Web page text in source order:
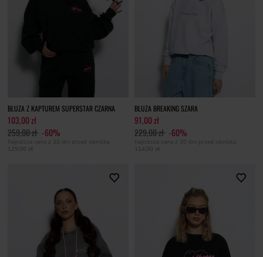
BLUZA Z KAPTUREM SUPERSTAR CZARNA
103,00 zł
259,00 zł -60%
Najniższa cena z 30 dni przed obniżką
129,00 zł
BLUZA BREAKING SZARA
91,00 zł
229,00 zł -60%
Najniższa cena z 30 dni przed obniżką
114,00 zł